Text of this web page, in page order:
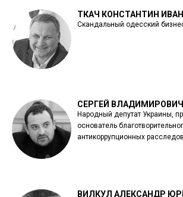
ТКАЧ КОНСТАНТИН
Скандальный одесский
СЕРГЕЙ
Народный депутат Украины,
основатель
антикоррупционных
ВИЛКУЛ АЛЕКСАНДР